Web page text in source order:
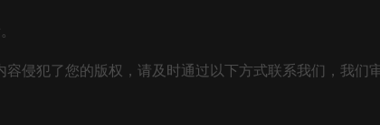
侵犯了您的版权，请及时通过以下方式联系我们，我们